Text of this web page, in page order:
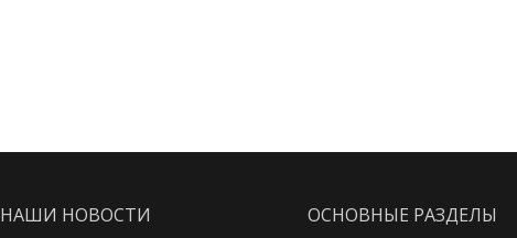
НАШИ НОВОСТИ ОСНОВНЫЕ РАЗДЕЛЫ